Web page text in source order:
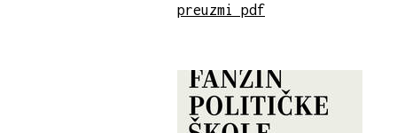
preuzmi pdf